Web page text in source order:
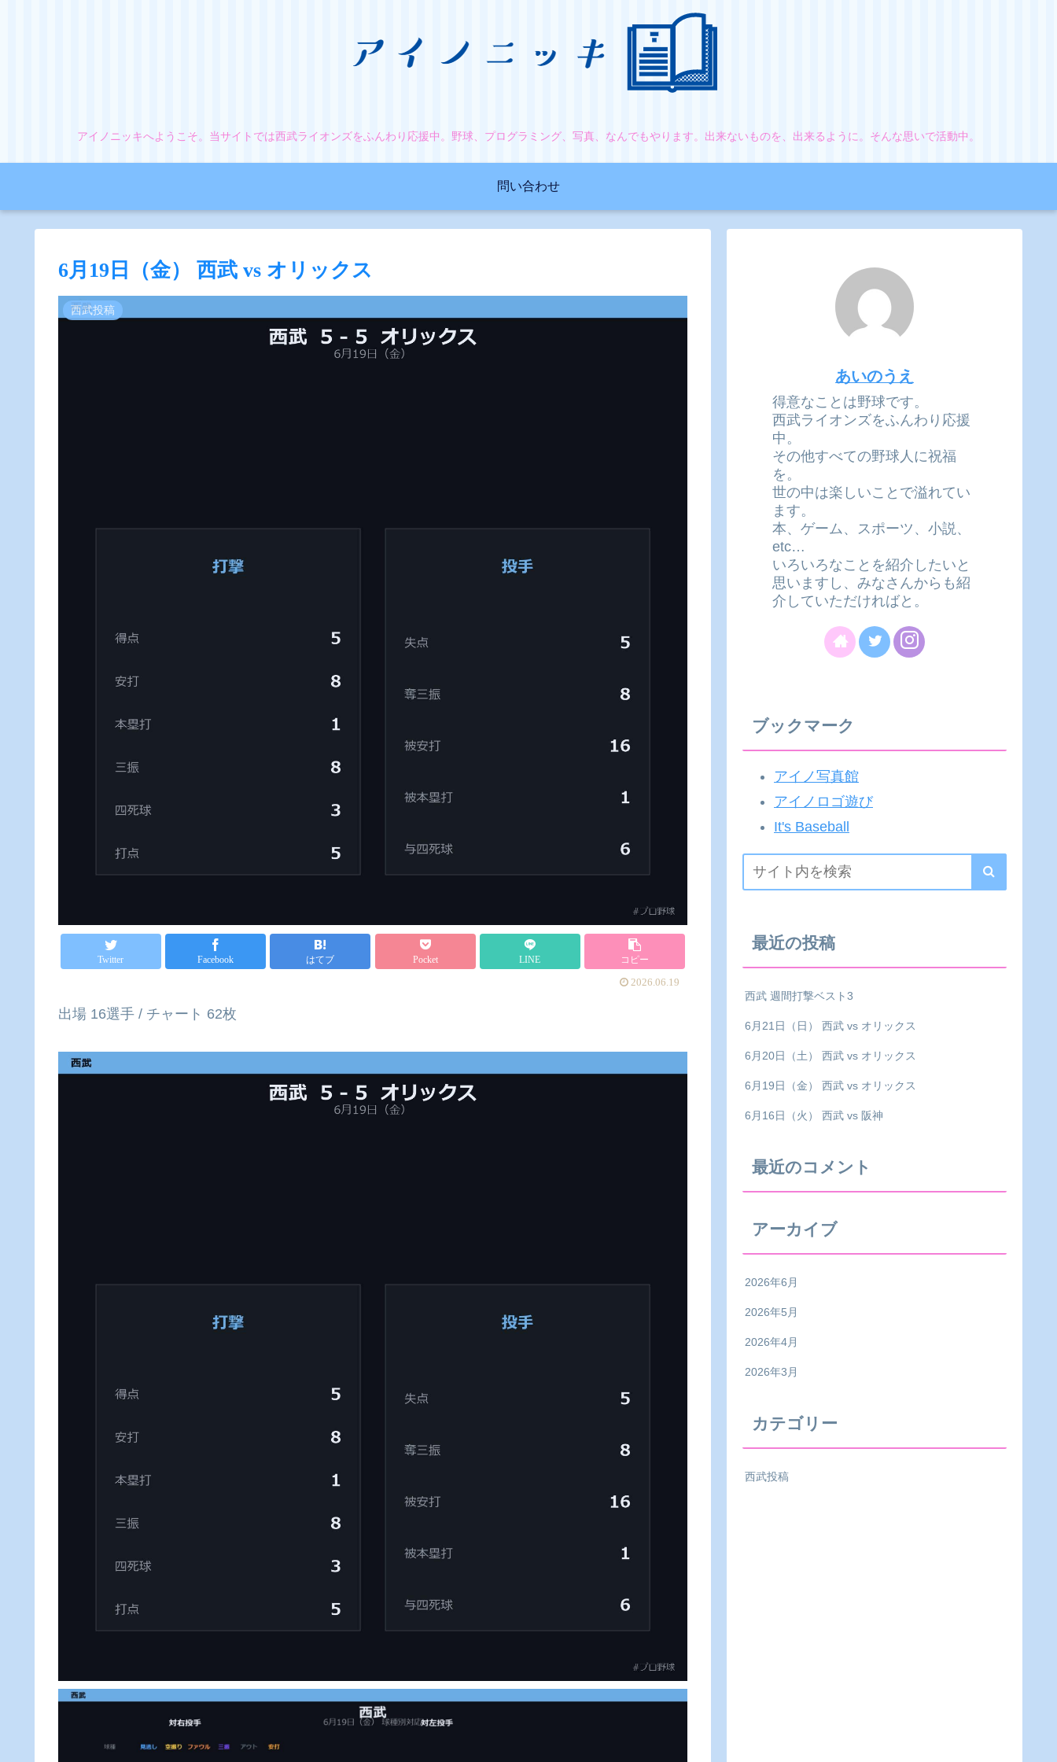
アイノニッキへようこそ。当サイトでは西武ライオンズをふんわり応援中。野球、プログラミング、写真、なんでもやります。出来ないものを、出来るように。そんな思いで活動中。
問い合わせ
6月19日（金） 西武 vs オリックス
西武投稿
Twitter Facebook はてブ Pocket LINE コピー
2026.06.19
出場 16選手 / チャート 62枚
あいのうえ
得意なことは野球です。
西武ライオンズをふんわり応援
中。
その他すべての野球人に祝福
を。
世の中は楽しいことで溢れてい
ます。
本、ゲーム、スポーツ、小説、
etc…
いろいろなことを紹介したいと
思いますし、みなさんからも紹
介していただければと。
ブックマーク
アイノ写真館
アイノロゴ遊び
It's Baseball
最近の投稿
西武 週間打撃ベスト3
6月21日（日） 西武 vs オリックス
6月20日（土） 西武 vs オリックス
6月19日（金） 西武 vs オリックス
6月16日（火） 西武 vs 阪神
最近のコメント
アーカイブ
2026年6月
2026年5月
2026年4月
2026年3月
カテゴリー
西武投稿